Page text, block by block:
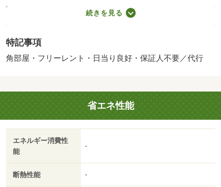
保証料は、月額固定費の５０％（最低保証料２０，０００
円）。月額保証料は月額固定費の１％。／フリーレント１
０円※故意・過失等別途実費］退去時にハウスクリーニン
グ費３８，５００円（税込）かかります。緊急サポート
の１％。 近隣駐車場有り 保証会社：株式会社オリコフ
ォレントインシュア／バルコニー／エアコン／ガスコンロ
対応／ＴＶインターホン／陽当り良好／南向き／角住戸／
エレベーター／宅配ボックス／押入／礼金不要／２面採光
／敷金不要／照明付／保証人不要／南西角住戸／２沿線利
用可／クッションフロア／駅まで平坦／ネット使用料不要
徒歩１０分以内／当社管理物件／都市ガス／室内物干機／
続きを見る
特記事項
角部屋・フリーレント・日当り良好・保証人不要／代行
省エネ性能
エネルギー消費性
能
-
断熱性能 -